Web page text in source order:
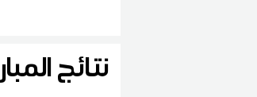
نتائج